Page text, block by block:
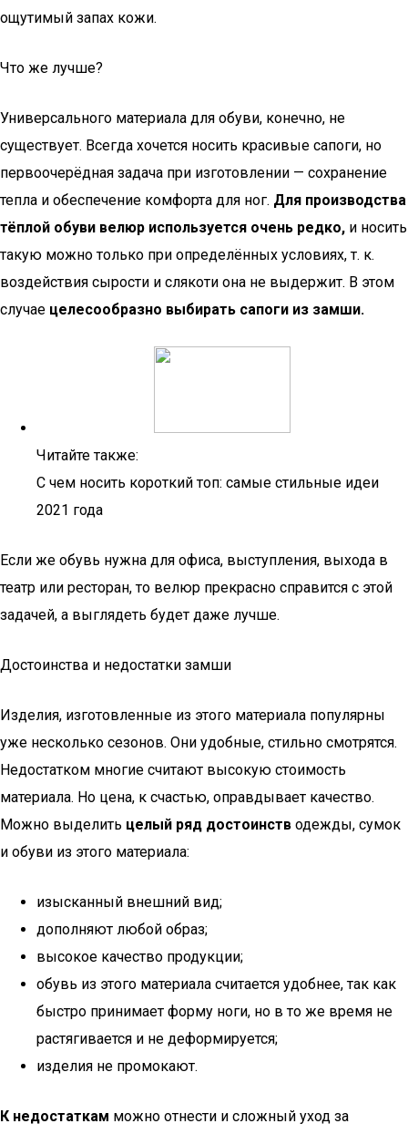
ощутимый запах кожи.
Что же лучше?
Универсального материала для обуви, конечно, не
существует. Всегда хочется носить красивые сапоги, но
первоочерёдная задача при изготовлении — сохранение
тепла и обеспечение комфорта для ног. Для производства
тёплой обуви велюр используется очень редко, и носить
такую можно только при определённых условиях, т. к.
воздействия сырости и слякоти она не выдержит. В этом
случае целесообразно выбирать сапоги из замши.
Читайте также:
С чем носить короткий топ: самые стильные идеи
2021 года
Если же обувь нужна для офиса, выступления, выхода в
театр или ресторан, то велюр прекрасно справится с этой
задачей, а выглядеть будет даже лучше.
Достоинства и недостатки замши
Изделия, изготовленные из этого материала популярны
уже несколько сезонов. Они удобные, стильно смотрятся.
Недостатком многие считают высокую стоимость
материала. Но цена, к счастью, оправдывает качество.
Можно выделить целый ряд достоинств одежды, сумок
и обуви из этого материала:
изысканный внешний вид;
дополняют любой образ;
высокое качество продукции;
обувь из этого материала считается удобнее, так как
быстро принимает форму ноги, но в то же время не
растягивается и не деформируется;
изделия не промокают.
К недостаткам можно отнести и сложный уход за